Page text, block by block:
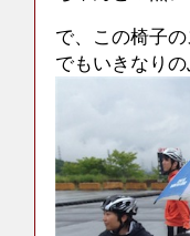
で、この椅子の
でもいきなり